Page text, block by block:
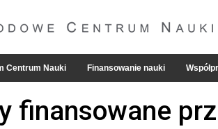
Centrum Nauki Finansowanie nauki
finansowane